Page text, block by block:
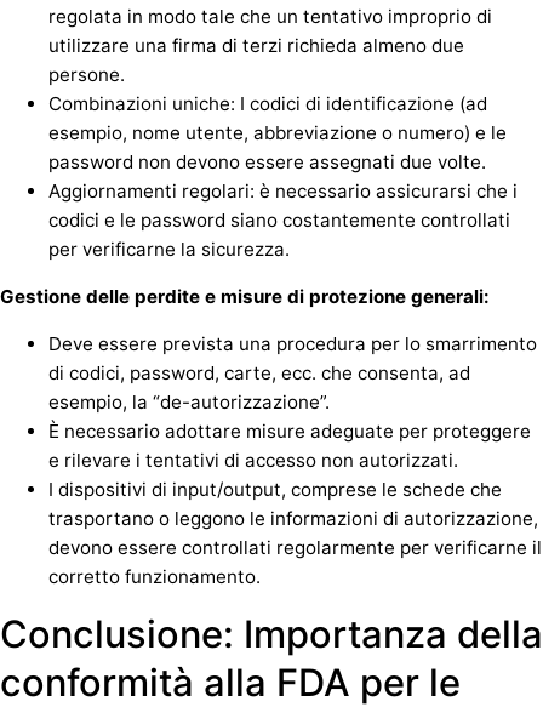
regolata in modo tale che un tentativo improprio di
utilizzare una firma di terzi richieda almeno due
persone.
Combinazioni uniche: I codici di identificazione (ad
esempio, nome utente, abbreviazione o numero) e le
password non devono essere assegnati due volte.
Aggiornamenti regolari: è necessario assicurarsi che i
codici e le password siano costantemente controllati
per verificarne la sicurezza.
Gestione delle perdite e misure di protezione generali:
Deve essere prevista una procedura per lo smarrimento
di codici, password, carte, ecc. che consenta, ad
esempio, la “de-autorizzazione”.
È necessario adottare misure adeguate per proteggere
e rilevare i tentativi di accesso non autorizzati.
I dispositivi di input/output, comprese le schede che
trasportano o leggono le informazioni di autorizzazione,
devono essere controllati regolarmente per verificarne il
corretto funzionamento.
Conclusione: Importanza della
conformità alla FDA per le